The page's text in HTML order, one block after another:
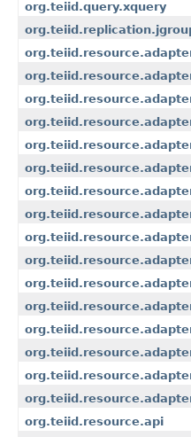
org.teiid.query.xquery
org.teiid.resource.api